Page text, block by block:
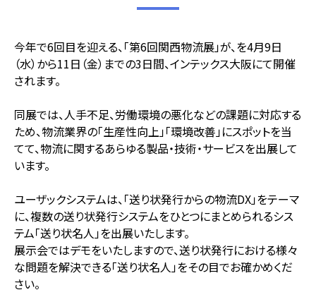
今年で6回目を迎える、「第6回関西物流展」が、を4月9日
（水）から11日（金）までの3日間、インテックス大阪にて開催
されます。
同展では、人手不足、労働環境の悪化などの課題に対応する
ため、物流業界の「生産性向上」「環境改善」にスポットを当
てて、物流に関するあらゆる製品・技術・サービスを出展して
います。
ユーザックシステムは、「送り状発行からの物流DX」をテーマ
に、複数の送り状発行システムをひとつにまとめられるシス
テム「送り状名人」を出展いたします。
展示会ではデモをいたしますので、送り状発行における様々
な問題を解決できる「送り状名人」をその目でお確かめくだ
さい。